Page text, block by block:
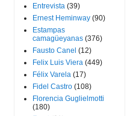
Entrevista (39)
Ernest Heminway (90)
Estampas
camagüeyanas (376)
Fausto Canel (12)
Felix Luis Viera (449)
Félix Varela (17)
Fidel Castro (108)
Florencia Guglielmotti
(180)